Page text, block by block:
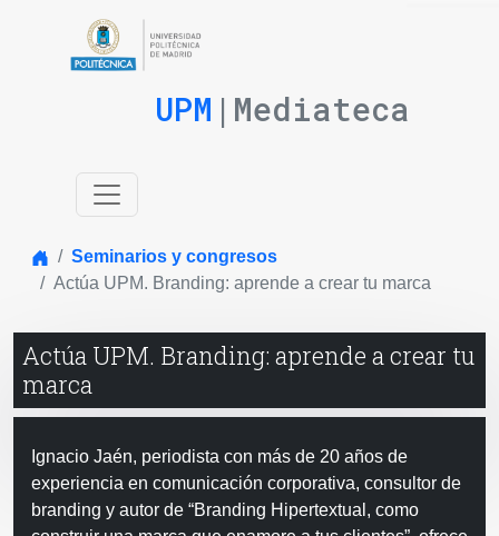
UPM |Mediateca
Inicio
Seminarios y congresos
Actúa UPM. Branding: aprende a crear tu marca
Actúa UPM. Branding: aprende a crear tu
marca
Ignacio Jaén, periodista con más de 20 años de
experiencia en comunicación corporativa, consultor de
branding y autor de “Branding Hipertextual, como